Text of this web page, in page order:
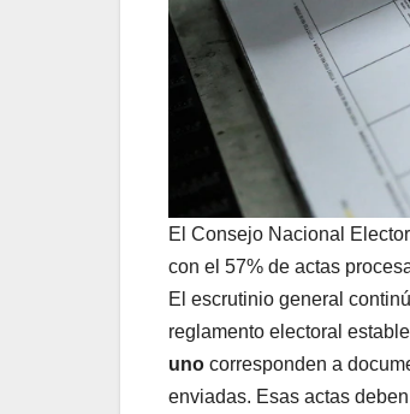
El Consejo Nacional
con el 57% de actas
El escrutinio general
reglamento electoral
uno corresponden a
enviadas. Esas actas